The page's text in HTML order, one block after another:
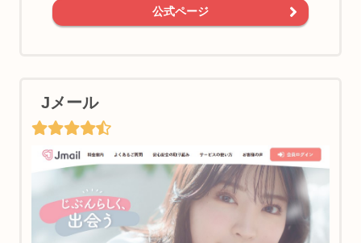
公式ページ
Jメール